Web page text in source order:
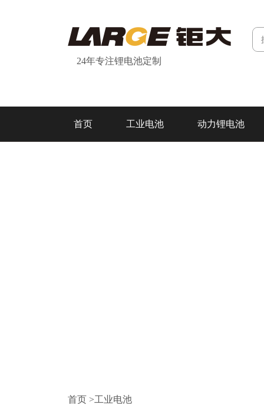
24年专注锂电池定制
首页 工业电池 动力锂电池
首页 >工业电池